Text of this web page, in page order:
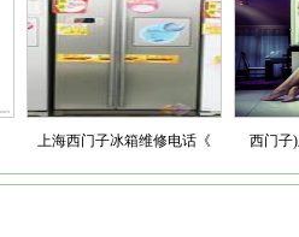
上海西门子冰箱维修电话《 西门子)上